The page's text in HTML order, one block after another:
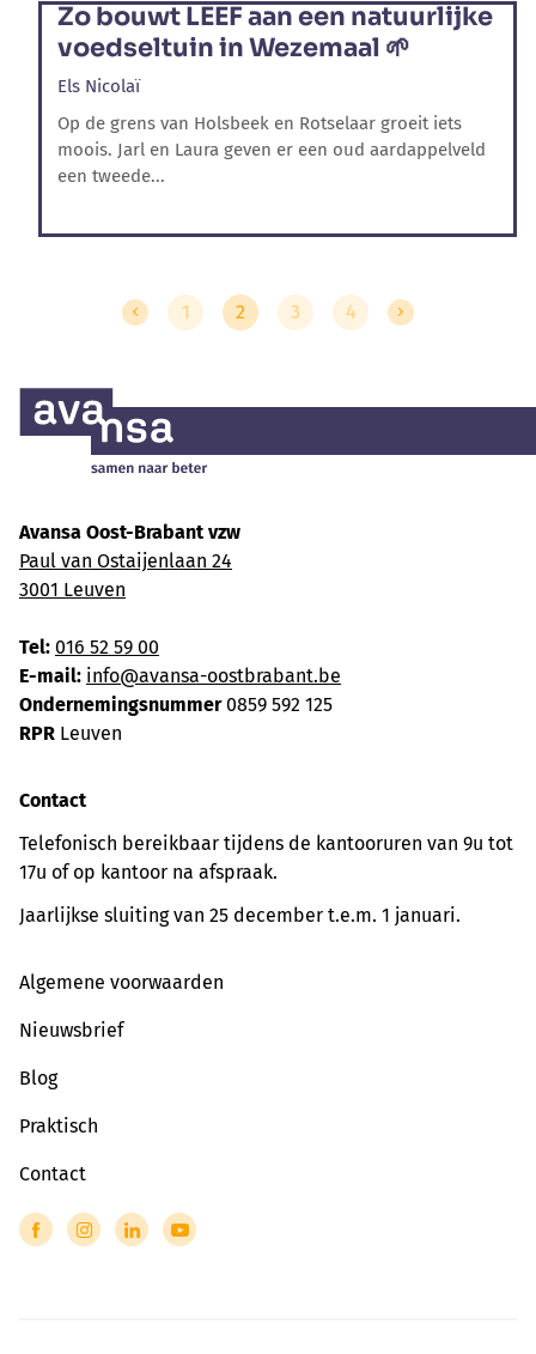
Zo bouwt LEEF aan een natuurlijke
voedseltuin in Wezemaal 🌱
Els Nicolaï
Op de grens van Holsbeek en Rotselaar groeit iets
moois. Jarl en Laura geven er een oud aardappelveld
een tweede...
1 2 3 4
Avansa Oost-Brabant vzw
Paul van Ostaijenlaan 24
3001 Leuven
Tel: 016 52 59 00
E-mail: info@avansa-oostbrabant.be
Ondernemingsnummer0859 592 125
RPR Leuven
Contact
Telefonisch bereikbaar tijdens de kantooruren van 9u tot
17u of op kantoor na afspraak.
Jaarlijkse sluiting van 25 december t.e.m. 1 januari.
Algemene voorwaarden
Nieuwsbrief
Blog
Praktisch
Contact